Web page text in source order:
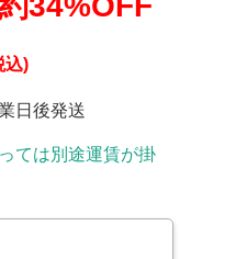
込)
日後発送
ては別途運賃が掛